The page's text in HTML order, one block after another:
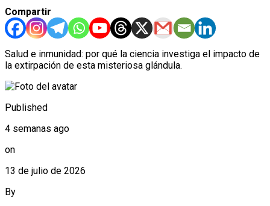
Compartir
Salud e inmunidad: por qué la ciencia investiga el impacto de
la extirpación de esta misteriosa glándula.
Published
4 semanas ago
on
13 de julio de 2026
By